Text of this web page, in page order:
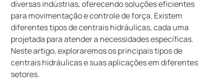
diversas indústrias, oferecendo soluções eficientes
para movimentação e controle de força. Existem
diferentes tipos de centrais hidráulicas, cada uma
projetada para atender a necessidades específicas.
Neste artigo, exploraremos os principais tipos de
centrais hidráulicas e suas aplicações em diferentes
setores.